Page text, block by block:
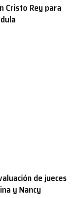
Cristo Rey para
de jueces
y Nancy